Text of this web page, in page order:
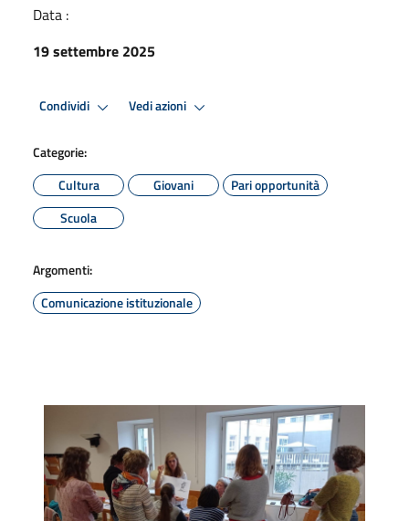
Data :
19 settembre 2025
Condividi Vedi azioni
Categorie:
Cultura
Giovani
Pari opportunità
Scuola
Argomenti:
Comunicazione istituzionale